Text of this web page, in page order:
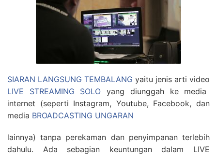
SIARAN LANGSUNG TEMBALANG yaitu jenis arti video
LIVE STREAMING SOLO yang diunggah ke media
internet (seperti Instagram, Youtube, Facebook, dan
media BROADCASTING UNGARAN
lainnya) tanpa perekaman dan penyimpanan terlebih
dahulu. Ada sebagian keuntungan dalam LIVE